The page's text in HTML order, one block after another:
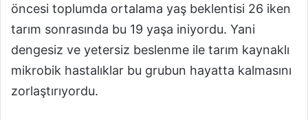
öncesi toplumda ortalama yaş beklentisi 26 iken
tarım sonrasında bu 19 yaşa iniyordu. Yani
dengesiz ve yetersiz beslenme ile tarım kaynaklı
mikrobik hastalıklar bu grubun hayatta kalmasını
zorlaştırıyordu.